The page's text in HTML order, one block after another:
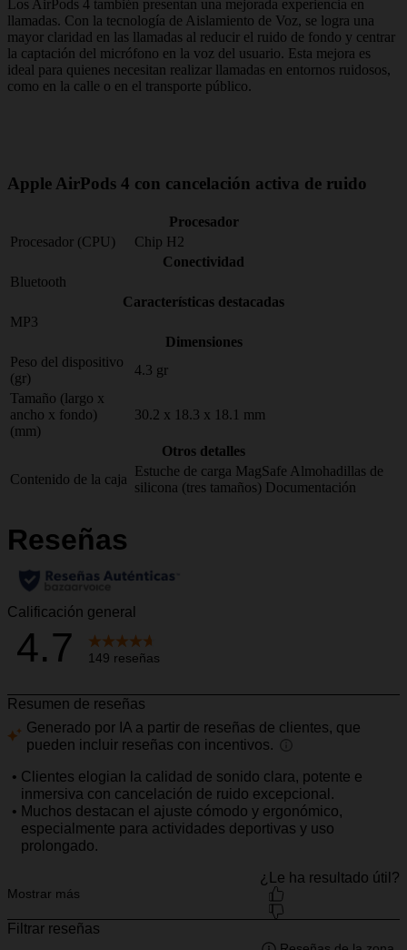
Los AirPods 4 también presentan una mejorada experiencia en
llamadas. Con la tecnología de Aislamiento de Voz, se logra una
mayor claridad en las llamadas al reducir el ruido de fondo y centrar
la captación del micrófono en la voz del usuario. Esta mejora es
ideal para quienes necesitan realizar llamadas en entornos ruidosos,
como en la calle o en el transporte público.
Apple AirPods 4 con cancelación activa de ruido
Procesador
Procesador (CPU)
Chip H2
Conectividad
Bluetooth
Características destacadas
MP3
Dimensiones
Peso del dispositivo
(gr)
4.3 gr
Tamaño (largo x
ancho x fondo)
(mm)
30.2 x 18.3 x 18.1 mm
Otros detalles
Contenido de la caja
Estuche de carga MagSafe Almohadillas de
silicona (tres tamaños) Documentación